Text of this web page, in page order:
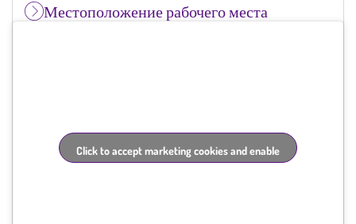
Местоположение рабочего места
Click to accept marketing cookies and enable
this content